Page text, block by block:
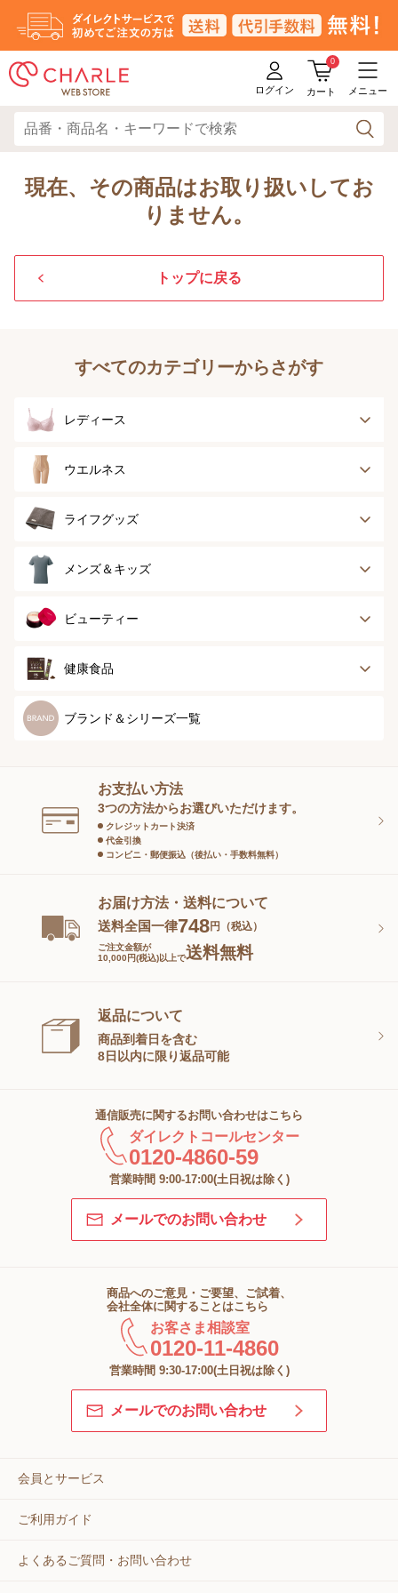
ログイン
0
カート メニュー
現在、その商品はお取り扱いしてお
りません。
トップに戻る
すべてのカテゴリーからさがす
レディース
ブラジャー
ボディースーツ
ランジェリー
イツ
ウエルネス
健康サポート
スポーツ
ライフグッズ
アウター
グッズ
メンズ＆キッズ
メンズトップ
メンズソックス
ビューティー
スキンケア
スペシャルケア
スキンケアグッズ
健康食品
健康食品
ブランド＆シリーズ一覧
お支払い方法
3つの方法からお選びいただけます。
クレジットカート決済
代金引換
コンビニ・郵便振込（後払い・手数料無料）
お届け方法・送料について
送料全国一律748円（税込）
ご注文金額が
10,000円(税込)以上で送料無料
返品について
商品到着日を含む
8日以内に限り返品可能
通信販売に関するお問い合わせはこちら
ダイレクトコールセンター
0120-4860-59
営業時間 9:00-17:00(土日祝は除く)
メールでのお問い合わせ
商品へのご意見・ご要望、ご試着、
会社全体に関することはこちら
お客さま相談室
0120-11-4860
営業時間 9:30-17:00(土日祝は除く)
メールでのお問い合わせ
会員とサービス
ご利用ガイド
よくあるご質問・お問い合わせ